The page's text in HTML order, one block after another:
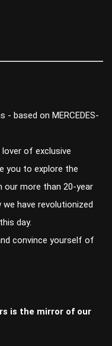
- based on MERCEDES-
of exclusive
you to explore the
our more than 20-year
have revolutionized
day.
convince yourself of
is the mirror of our